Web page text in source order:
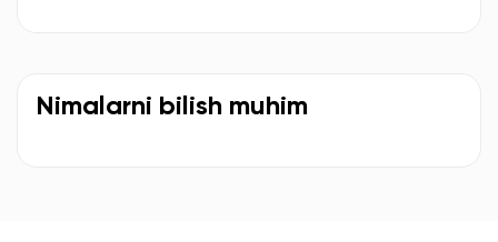
Nimalarni bilish muhim